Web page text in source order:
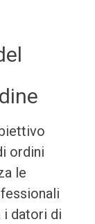
ordini
le
i datori di